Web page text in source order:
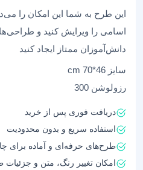
این طرح به شما این امکان را
اسامی را ویرایش کنید و
دانش‌آموزان ممتاز ایجاد کنید
سایز 46*70 cm
رزولوشن 300
دریافت فوری پس از خرید
استفاده سریع و بدون محدودیت
طرح‌های حرفه‌ای و آماده برای
امکان تغییر رنگ، متن و جزئیات